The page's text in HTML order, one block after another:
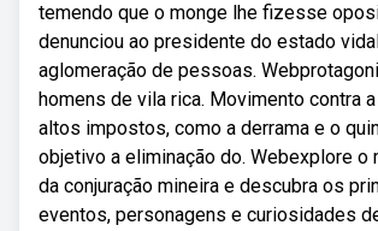
temendo que o monge lhe fizesse
denunciou ao presidente do estado
aglomeração de pessoas.
homens de vila rica. Movimento contra
altos impostos, como a derrama e o
objetivo a eliminação do. Webexplore o
da conjuração mineira e descubra os
eventos, personagens e curiosidades